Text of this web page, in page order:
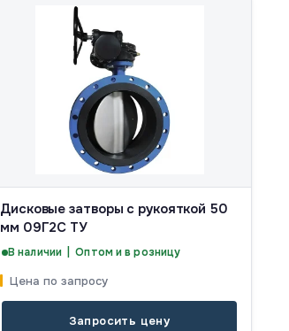
Дисковые затворы с рукояткой 50
мм 09Г2С ТУ
В наличии | Оптом и в розницу
Цена по запросу
Запросить цену